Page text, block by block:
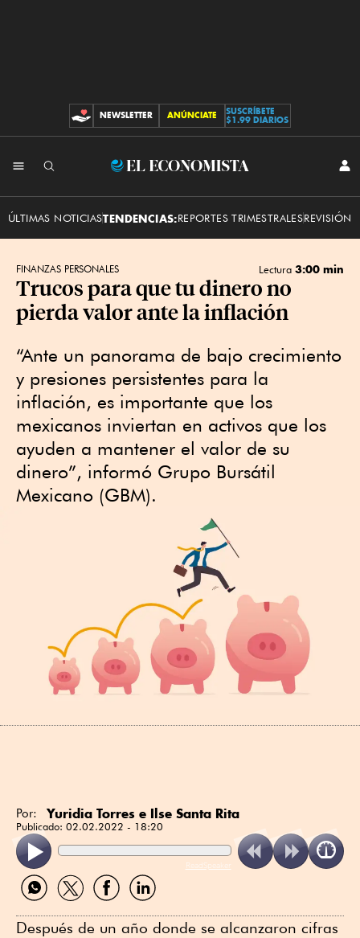
CONTRIBUCIONES
NEWSLETTER ANÚNCIATE
SUSCRÍBETE
$1.99 DIARIOS
El
ÚLTIMAS NOTICIASTENDENCIAS:REPORTES TRIMESTRALESREVISIÓN
FINANZAS PERSONALES Lectura 3:00 min
Trucos para que tu dinero no
pierda valor ante la inflación
“Ante un panorama de bajo crecimiento
y presiones persistentes para la
inflación, es importante que los
mexicanos inviertan en activos que los
ayuden a mantener el valor de su
dinero”, informó Grupo Bursátil
Mexicano (GBM).
Por: Yuridia Torres e Ilse Santa Rita
Publicado: 02.02.2022 - 18:20
ReadSpeaker
Compartir
por
Compartir
por
Compartir
por
Compartir
por
Después de un año donde se alcanzaron cifras